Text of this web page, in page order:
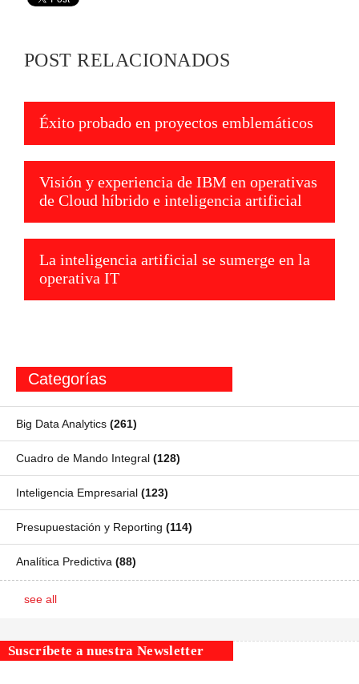
POST RELACIONADOS
Éxito probado en proyectos emblemáticos
Visión y experiencia de IBM en operativas
de Cloud híbrido e inteligencia artificial
La inteligencia artificial se sumerge en la
operativa IT
Categorías
Big Data Analytics (261)
Cuadro de Mando Integral (128)
Inteligencia Empresarial (123)
Presupuestación y Reporting (114)
Analítica Predictiva (88)
see all
Suscríbete a nuestra Newsletter